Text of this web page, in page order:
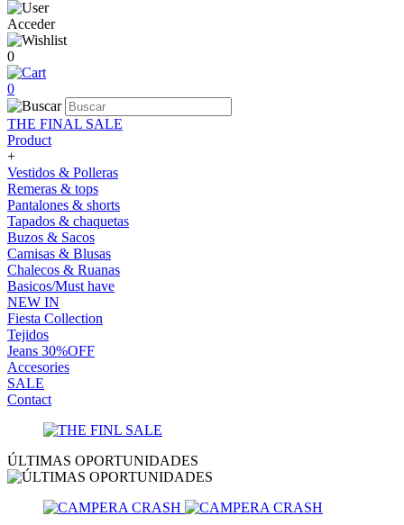
Acceder
0
0
THE FINAL SALE
Product
+
Vestidos & Polleras
Remeras & tops
Pantalones & shorts
Tapados & chaquetas
Buzos & Sacos
Camisas & Blusas
Chalecos & Ruanas
Basicos/Must have
NEW IN
Fiesta Collection
Tejidos
Jeans 30%OFF
Accesories
SALE
Contact
ÚLTIMAS OPORTUNIDADES